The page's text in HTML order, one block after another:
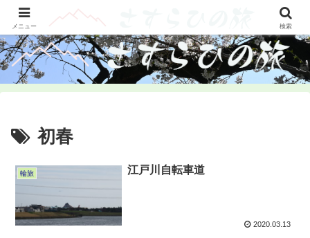
初春
輪旅 江戸川自転車道
2020.03.13
メニュー 検索